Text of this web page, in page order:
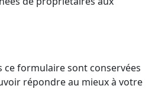
ce formulaire sont conservées
répondre au mieux à votre